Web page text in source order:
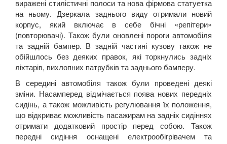
виражені стилістичні полоси та нова фірмова статуетка
на ньому. Дзеркала заднього виду отримали новий
корпус, який включає в себе бічні «репітери»
(повторювачі). Також були оновлені пороги автомобіля
та задній бампер. В задній частині кузову також не
обійшлось без деяких правок, які торкнулись задніх
ліхтарів, вихлопних патрубків та заднього бамперу.
В середині автомобіля також були проведені деякі
зміни. Насамперед відмічається поява нових передніх
сидінь, а також можливість регулювання їх положення,
що відкриває можливість пасажирам на задніх сидіннях
отримати додатковий простір перед собою. Також
передні сидіння оснащені електрообігрівачем та